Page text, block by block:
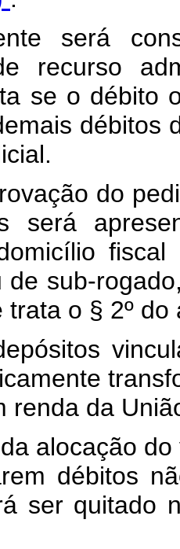
será
recurso
se o débito
débitos
do
será
de sub-
o § 2º do
renda da
alocação
débitos
ser quitado